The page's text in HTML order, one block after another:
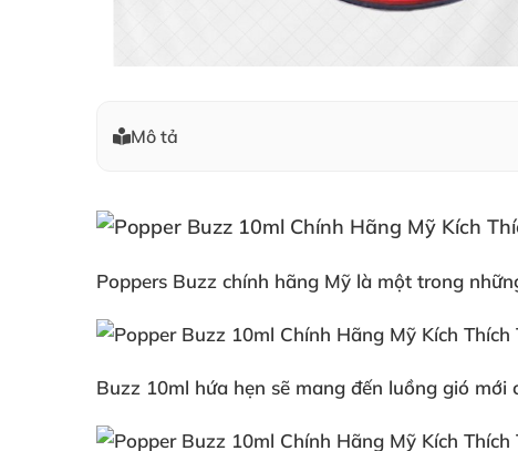
Mô tả
Poppers Buzz chính hãng Mỹ là một trong
Buzz 10ml hứa hẹn sẽ mang đến luồng gió mới